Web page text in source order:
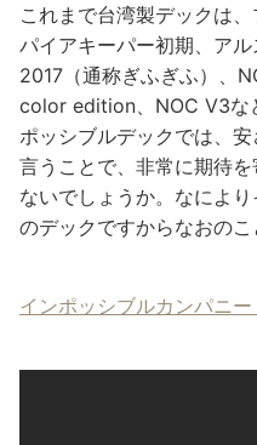
これまで台湾製デックは
パイアキーパー初期、ア
2017（通称ぎふぎふ）、
color edition、NOC V3な
ポッシブルデックでは、
言うことで、非常に期待
ないでしょうか。なによ
のデックですからなおのこ
インポッシブルカンパニ